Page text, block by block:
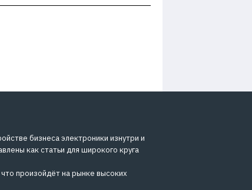
бизнеса электроники изнутри и
как статьи для широкого круга
произойдёт на рынке высоких